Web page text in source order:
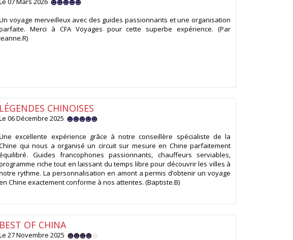
voyage merveilleux avec des guides passionnants et une organisation
Merci à CFA Voyages pour cette superbe expérience. (Par
LÉGENDES CHINOISES
06 Décembre 2025
excellente expérience grâce à notre conseillère spécialiste de la
qui nous a organisé un circuit sur mesure en Chine parfaitement
Guides francophones passionnants, chauffeurs serviables,
riche tout en laissant du temps libre pour découvrir les villes à
rythme. La personnalisation en amont a permis d’obtenir un voyage
Chine exactement conforme à nos attentes. (Baptiste.B)
BEST OF CHINA
27 Novembre 2025